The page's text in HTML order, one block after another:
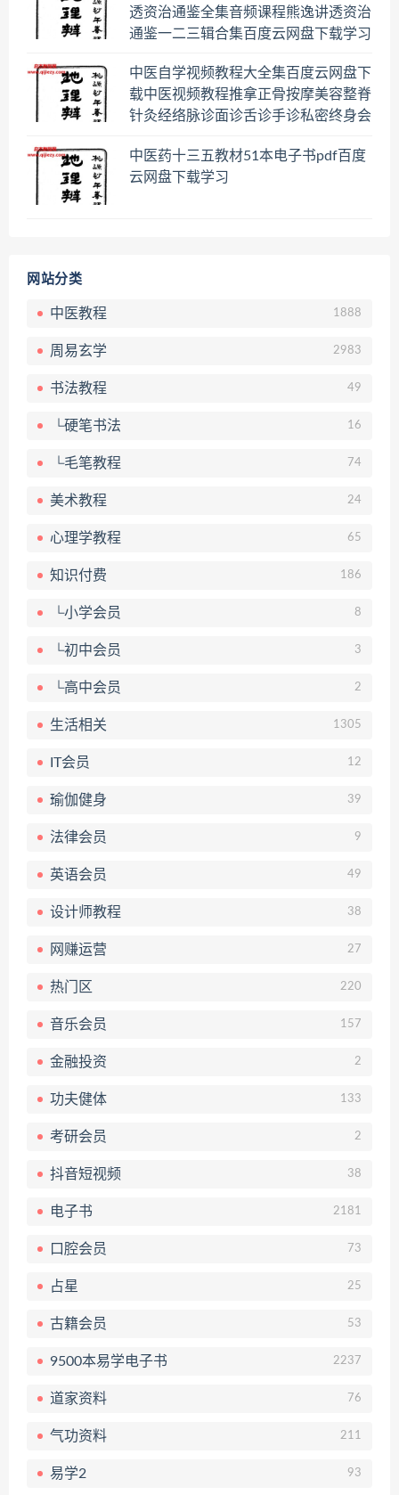
透资治通鉴全集音频课程熊逸讲透资治
通鉴一二三辑合集百度云网盘下载学习
中医自学视频教程大全集百度云网盘下
载中医视频教程推拿正骨按摩美容整脊
针灸经络脉诊面诊舌诊手诊私密终身会
中医药十三五教材51本电子书pdf百度
云网盘下载学习
网站分类
中医教程 1888
周易玄学 2983
书法教程 49
└硬笔书法 16
└毛笔教程 74
美术教程 24
心理学教程 65
知识付费 186
└小学会员 8
└初中会员 3
└高中会员 2
生活相关 1305
IT会员 12
瑜伽健身 39
法律会员 9
英语会员 49
设计师教程 38
网赚运营 27
热门区 220
音乐会员 157
金融投资 2
功夫健体 133
考研会员 2
抖音短视频 38
电子书 2181
口腔会员 73
占星 25
古籍会员 53
9500本易学电子书 2237
道家资料 76
气功资料 211
易学2 93